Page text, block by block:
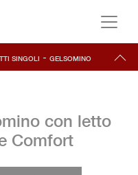
SINGOLI - GELSOMINO
con letto
Comfort